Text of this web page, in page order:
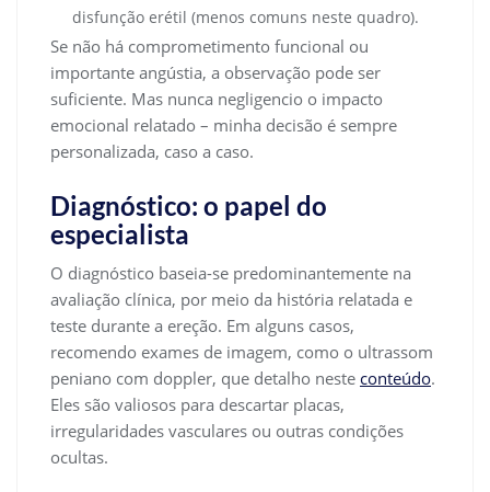
disfunção erétil (menos comuns neste quadro).
Se não há comprometimento funcional ou
importante angústia, a observação pode ser
suficiente. Mas nunca negligencio o impacto
emocional relatado – minha decisão é sempre
personalizada, caso a caso.
Diagnóstico: o papel do
especialista
O diagnóstico baseia-se predominantemente na
avaliação clínica, por meio da história relatada e
teste durante a ereção. Em alguns casos,
recomendo exames de imagem, como o ultrassom
peniano com doppler, que detalho neste conteúdo.
Eles são valiosos para descartar placas,
irregularidades vasculares ou outras condições
ocultas.